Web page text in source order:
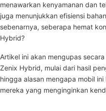
menawarkan kenyamanan dan
juga menunjukkan efisiensi
sebenarnya, seberapa hemat
Hybrid?
Artikel ini akan mengupas
Zenix Hybrid, mulai dari hasil
hingga alasan mengapa mobil
mereka yang menginginkan